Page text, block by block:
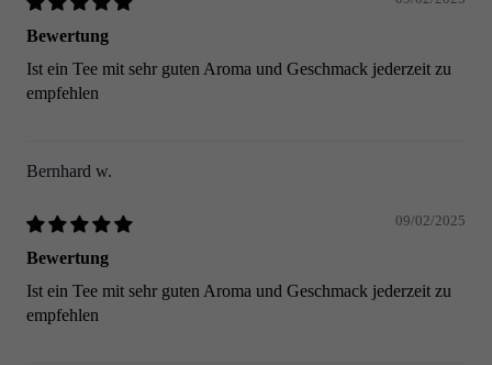
Bewertung
Ist ein Tee mit sehr guten Aroma und Geschmack jederzeit zu
empfehlen
Bernhard w.
09/02/2025
Bewertung
Ist ein Tee mit sehr guten Aroma und Geschmack jederzeit zu
empfehlen